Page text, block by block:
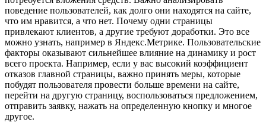
поведение пользователей, как долго они находятся на сайте,
что им нравится, а что нет. Почему одни страницы
привлекают клиентов, а другие требуют доработки. Это все
можно узнать, например в Яндекс.Метрике. Пользовательские
факторы оказывают сильнейшее влияние на динамику и рост
всего проекта. Например, если у вас высокий коэффициент
отказов главной страницы, важно принять меры, которые
побудят пользователя провести больше времени на сайте,
перейти на другую страницу, воспользоваться предложением,
отправить заявку, нажать на определенную кнопку и многое
другое.